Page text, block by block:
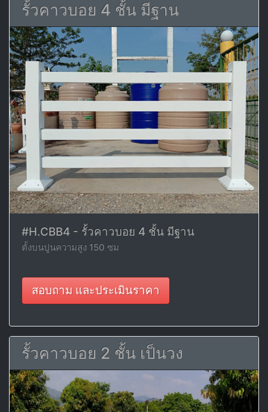
รั้วคาวบอย 4 ชั้น มีฐาน
#H.CBB4 - รั้วคาวบอย 4 ชั้น มีฐาน
ตั้งบนปูนความสูง 150 ซม
สอบถาม และประเมินราคา
รั้วคาวบอย 2 ชั้น เป็นวง